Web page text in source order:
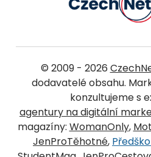
© 2009 - 2026
dodavatelé obsahu.
konzultujeme s
agentury na digitální
magazíny: WomanOnly,
JenProTěhotné,